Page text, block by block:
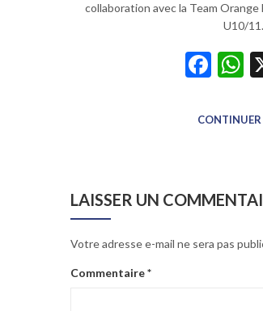
collaboration avec la Team
U10/
CONTINUER
LAISSER UN
Votre adresse e-mail ne sera pas
Commentaire*